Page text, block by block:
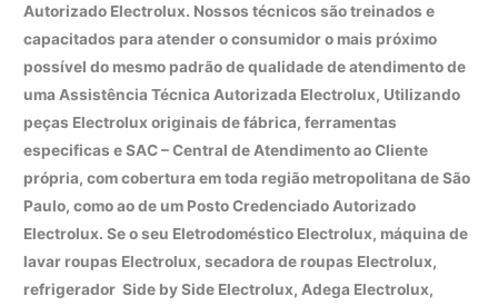
Autorizado Electrolux. Nossos técnicos são treinados e
capacitados para atender o consumidor o mais próximo
possível do mesmo padrão de qualidade de atendimento de
uma Assistência Técnica Autorizada Electrolux, Utilizando
peças Electrolux originais de fábrica, ferramentas
especificas e SAC – Central de Atendimento ao Cliente
própria, com cobertura em toda região metropolitana de São
Paulo, como ao de um Posto Credenciado Autorizado
Electrolux. Se o seu Eletrodoméstico Electrolux, máquina de
lavar roupas Electrolux, secadora de roupas Electrolux,
refrigerador Side by Side Electrolux, Adega Electrolux,